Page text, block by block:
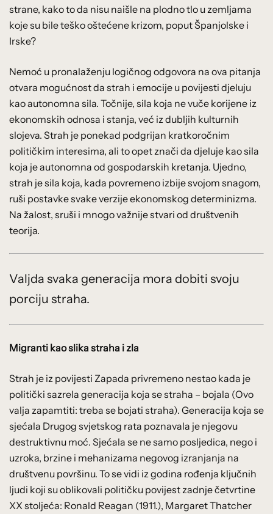
strane, kako to da nisu naišle na plodno tlo u zemljama
koje su bile teško oštećene krizom, poput Španjolske i
Irske?
Nemoć u pronalaženju logičnog odgovora na ova pitanja
otvara mogućnost da strah i emocije u povijesti djeluju
kao autonomna sila. Točnije, sila koja ne vuče korijene iz
ekonomskih odnosa i stanja, već iz dubljih kulturnih
slojeva. Strah je ponekad podgrijan kratkoročnim
političkim interesima, ali to opet znači da djeluje kao sila
koja je autonomna od gospodarskih kretanja. Ujedno,
strah je sila koja, kada povremeno izbije svojom snagom,
ruši postavke svake verzije ekonomskog determinizma.
Na žalost, sruši i mnogo važnije stvari od društvenih
teorija.
Valjda svaka generacija mora dobiti svoju
porciju straha.
Migranti kao slika straha i zla
Strah je iz povijesti Zapada privremeno nestao kada je
politički sazrela generacija koja se straha – bojala (Ovo
valja zapamtiti: treba se bojati straha). Generacija koja se
sjećala Drugog svjetskog rata poznavala je njegovu
destruktivnu moć. Sjećala se ne samo posljedica, nego i
uzroka, brzine i mehanizama negovog izranjanja na
društvenu površinu. To se vidi iz godina rođenja ključnih
ljudi koji su oblikovali političku povijest zadnje četvrtine
XX stoljeća: Ronald Reagan (1911.), Margaret Thatcher